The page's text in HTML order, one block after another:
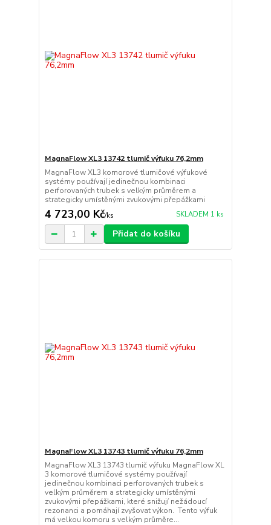
MagnaFlow XL3 13742 tlumič výfuku 76,2mm
MagnaFlow XL3 komorové tlumičové výfukové
systémy používají jedinečnou kombinaci
perforovaných trubek s velkým průměrem a
strategicky umístěnými zvukovými přepážkami
4 723,00 Kč/ks SKLADEM 1 ks
Přidat do košíku
MagnaFlow XL3 13743 tlumič výfuku 76,2mm
MagnaFlow XL3 13743 tlumič výfuku MagnaFlow XL
3 komorové tlumičové systémy používají
jedinečnou kombinaci perforovaných trubek s
velkým průměrem a strategicky umístěnými
zvukovými přepážkami, které snižují nežádoucí
rezonanci a pomáhají zvyšovat výkon. Tento výfuk
má velkou komoru s velkým průměre...